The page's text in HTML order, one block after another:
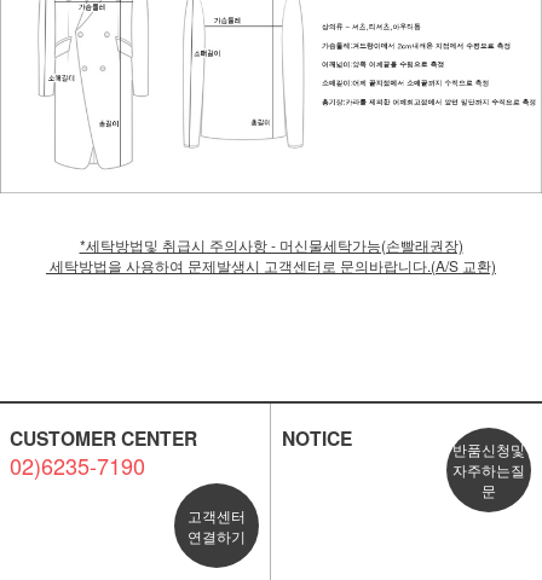
*세탁방법및 취급시 주의사항 - 머신물세탁가능(손빨래권장)
세탁방법을 사용하여 문제발생시 고객센터로 문의바랍니다.(A/S 교환)
CUSTOMER CENTER
02)6235-7190
고객센터
연결하기
NOTICE
반품신청및
자주하는질
문